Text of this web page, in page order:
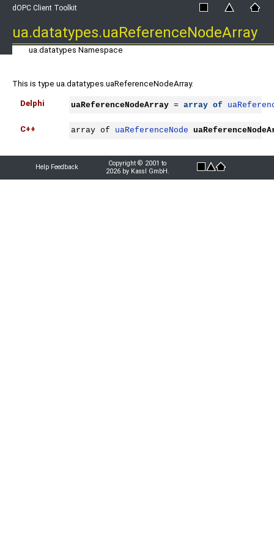
dOPC Client Toolkit
ua.datatypes.uaReferenceNodeArray
ua.datatypes Namespace
This is type ua.datatypes.uaReferenceNodeArray.
Delphi uaReferenceNodeArray = array of
C++ array of uaReferenceNode
Help Feedback
Copyright © 2001 to
2026 by Kassl GmbH.